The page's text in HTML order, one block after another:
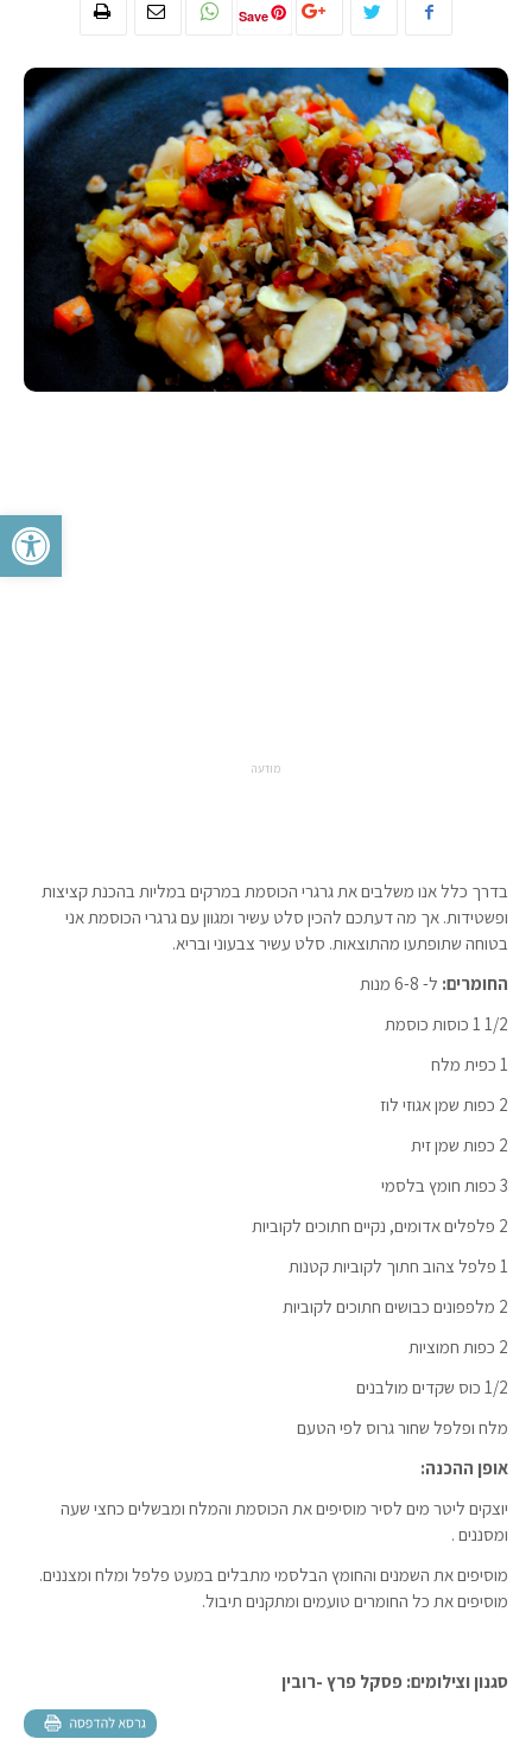
פתח
Save
מודעה
בדרך כלל אנו משלבים את גרגרי הכוסמת במרקים במליות בהכנת קציצות
ופשטידות. אך מה דעתכם להכין סלט עשיר ומגוון עם גרגרי הכוסמת אני
בטוחה שתופתעו מהתוצאות. סלט עשיר צבעוני ובריא.
החומרים: ל- 6-8 מנות
1/2 1 כוסות כוסמת
1 כפית מלח
2 כפות שמן אגוזי לוז
2 כפות שמן זית
3 כפות חומץ בלסמי
2 פלפלים אדומים, נקיים חתוכים לקוביות
1 פלפל צהוב חתוך לקוביות קטנות
2 מלפפונים כבושים חתוכים לקוביות
2 כפות חמוציות
1/2 כוס שקדים מולבנים
מלח ופלפל שחור גרוס לפי הטעם
אופן ההכנה:
יוצקים ליטר מים לסיר מוסיפים את הכוסמת והמלח ומבשלים כחצי שעה
ומסננים .
מוסיפים את השמנים והחומץ הבלסמי מתבלים במעט פלפל ומלח ומצננים.
מוסיפים את כל החומרים טועמים ומתקנים תיבול.
סגנון וצילומים: פסקל פרץ -רובין